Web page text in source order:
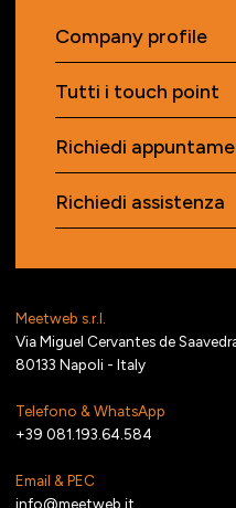
Meetweb s.r.l.
Via Miguel Cervantes de
80133 Napoli - Italy
Telefono & WhatsApp
+39 081.193.64.584
Email & PEC
info@meetweb.it
Company profile
Tutti i touch point
Richiedi
Richiedi assistenza